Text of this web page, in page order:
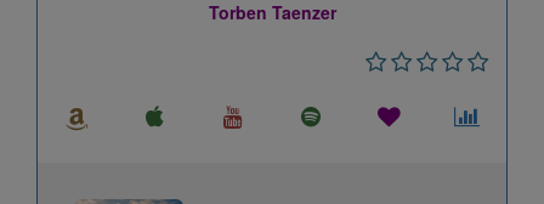
Torben Taenzer